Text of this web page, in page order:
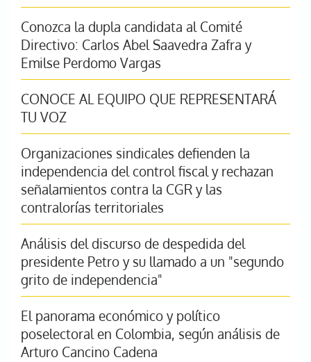
Conozca la dupla candidata al Comité
Directivo: Carlos Abel Saavedra Zafra y
Emilse Perdomo Vargas
CONOCE AL EQUIPO QUE REPRESENTARÁ
TU VOZ
Organizaciones sindicales defienden la
independencia del control fiscal y rechazan
señalamientos contra la CGR y las
contralorías territoriales
Análisis del discurso de despedida del
presidente Petro y su llamado a un "segundo
grito de independencia"
El panorama económico y político
poselectoral en Colombia, según análisis de
Arturo Cancino Cadena